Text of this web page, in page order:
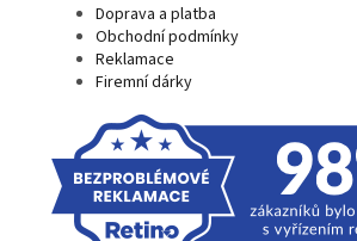
Doprava a platba
Obchodní podmínky
Reklamace
Firemní dárky